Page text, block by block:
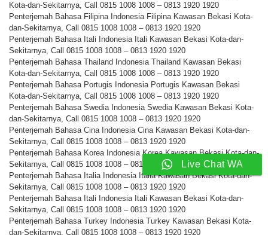
Kota-dan-Sekitarnya, Call 0815 1008 1008 – 0813 1920 1920
Penterjemah Bahasa Filipina Indonesia Filipina Kawasan Bekasi Kota-
dan-Sekitarnya, Call 0815 1008 1008 – 0813 1920 1920
Penterjemah Bahasa Itali Indonesia Itali Kawasan Bekasi Kota-dan-
Sekitarnya, Call 0815 1008 1008 – 0813 1920 1920
Penterjemah Bahasa Thailand Indonesia Thailand Kawasan Bekasi
Kota-dan-Sekitarnya, Call 0815 1008 1008 – 0813 1920 1920
Penterjemah Bahasa Portugis Indonesia Portugis Kawasan Bekasi
Kota-dan-Sekitarnya, Call 0815 1008 1008 – 0813 1920 1920
Penterjemah Bahasa Swedia Indonesia Swedia Kawasan Bekasi Kota-
dan-Sekitarnya, Call 0815 1008 1008 – 0813 1920 1920
Penterjemah Bahasa Cina Indonesia Cina Kawasan Bekasi Kota-dan-
Sekitarnya, Call 0815 1008 1008 – 0813 1920 1920
Penterjemah Bahasa Korea Indonesia Korea Kawasan Bekasi Kota-dan-
Sekitarnya, Call 0815 1008 1008 – 0813 1920 1920
Penterjemah Bahasa Italia Indonesia Italia Kawasan Bekasi Kota-dan-
Sekitarnya, Call 0815 1008 1008 – 0813 1920 1920
Penterjemah Bahasa Itali Indonesia Itali Kawasan Bekasi Kota-dan-
Sekitarnya, Call 0815 1008 1008 – 0813 1920 1920
Penterjemah Bahasa Turkey Indonesia Turkey Kawasan Bekasi Kota-
dan-Sekitarnya, Call 0815 1008 1008 – 0813 1920 1920
Live Chat WA